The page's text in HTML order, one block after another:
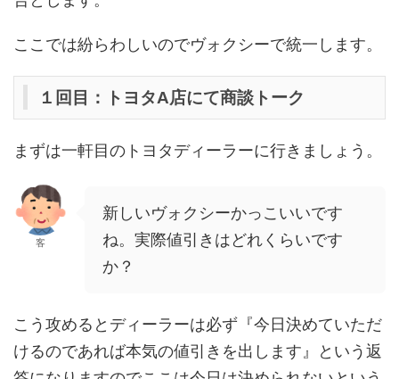
ここでは紛らわしいのでヴォクシーで統一します。
１回目：トヨタA店にて商談トーク
まずは一軒目のトヨタディーラーに行きましょう。
客
新しいヴォクシーかっこいいです
ね。実際値引きはどれくらいです
か？
こう攻めるとディーラーは必ず『今日決めていただ
けるのであれば本気の値引きを出します』という返